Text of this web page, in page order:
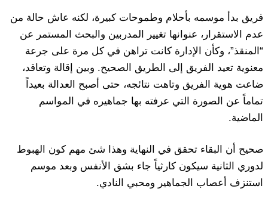
فريق بدأ موسمه بأحلام وطموحات كبيرة، لكنه عاش حالة من
عدم الاستقرار، عنوانها تغيير المدربين والبحث المستمر عن
“المنقذ”، وكأن الإدارة كانت تراهن في كل مرة على جرعة
معنوية تعيد الفريق إلى الطريق الصحيح. وبين إقالة وتعاقد،
ضاعت هوية الفريق وتاهت نتائجه، حتى أصبح العدالة بعيداً
تماماً عن الصورة التي عرفته بها جماهيره في المواسم
الماضية.
صحيح أن البقاء تحقق في النهاية وهذا شئ مهم كون الهبوط
لدوري الثانية سيكون كارثياً جاء بشق الأنفس وبعد موسم
استنزف أعصاب الجماهير ومحبي النادي.